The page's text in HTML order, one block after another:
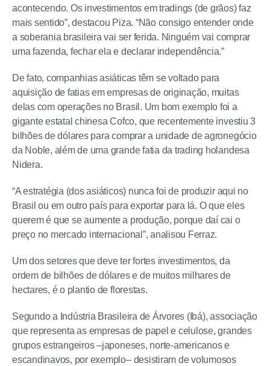
acontecendo. Os investimentos em tradings (de grãos) faz
mais sentido”, destacou Piza. “Não consigo entender onde
a soberania brasileira vai ser ferida. Ninguém vai comprar
uma fazenda, fechar ela e declarar independência.”
De fato, companhias asiáticas têm se voltado para
aquisição de fatias em empresas de originação, muitas
delas com operações no Brasil. Um bom exemplo foi a
gigante estatal chinesa Cofco, que recentemente investiu 3
bilhões de dólares para comprar a unidade de agronegócio
da Noble, além de uma grande fatia da trading holandesa
Nidera.
“A estratégia (dos asiáticos) nunca foi de produzir aqui no
Brasil ou em outro país para exportar para lá. O que eles
querem é que se aumente a produção, porque daí cai o
preço no mercado internacional”, analisou Ferraz.
Um dos setores que deve ter fortes investimentos, da
ordem de bilhões de dólares e de muitos milhares de
hectares, é o plantio de florestas.
Segundo a Indústria Brasileira de Árvores (Ibá), associação
que representa as empresas de papel e celulose, grandes
grupos estrangeiros –japoneses, norte-americanos e
escandinavos, por exemplo– desistiram de volumosos